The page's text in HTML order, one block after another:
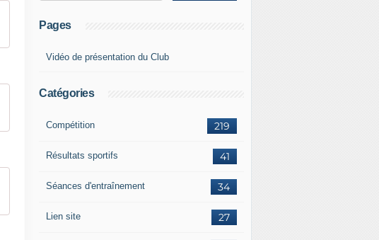
Pages
Vidéo de présentation du Club
Catégories
219
Compétition
41
Résultats sportifs
34
Séances d'entraînement
27
Lien site